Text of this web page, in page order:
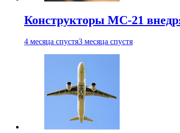
Конструкторы МС-21
4 месяца спустя3 месяца спустя